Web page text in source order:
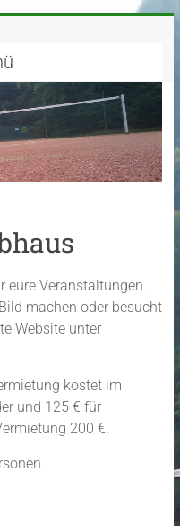
eure Veranstaltungen.
machen oder besucht
Website unter
kostet im
und 125 € für
200 €.